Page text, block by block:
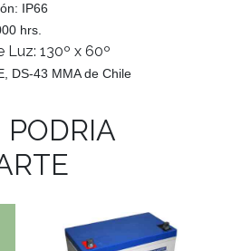
IP66
hrs.
Luz: 130º x 60º
DS-43 MMA de Chile